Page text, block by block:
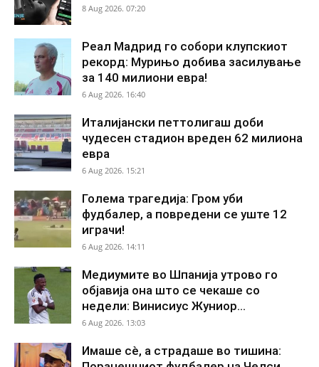
8 Aug 2026. 07:20
Реал Мадрид го собори клупскиот
рекорд: Мурињо добива засилување
за 140 милиони евра!
6 Aug 2026. 16:40
Италијански петтолигаш доби
чудесен стадион вреден 62 милиона
евра
6 Aug 2026. 15:21
Голема трагедија: Гром уби
фудбалер, а повредени се уште 12
играчи!
6 Aug 2026. 14:11
Медиумите во Шпанија утрово го
објавија она што се чекаше со
недели: Винисиус Жуниор...
6 Aug 2026. 13:03
Имаше сè, а страдаше во тишина: